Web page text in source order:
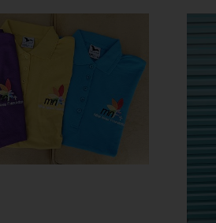
CUMPARA